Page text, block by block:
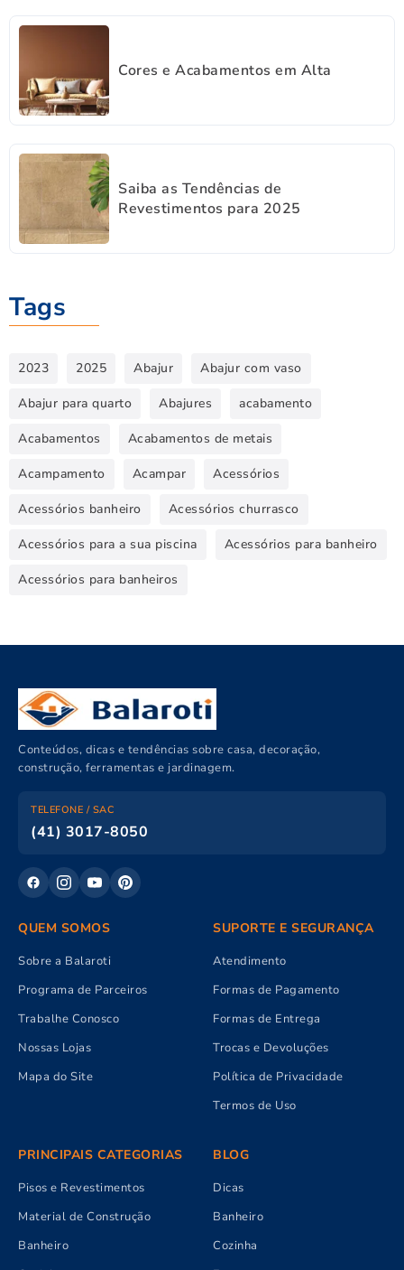
Cores e Acabamentos em Alta
Saiba as Tendências de
Revestimentos para 2025
Tags
2023 2025 Abajur Abajur com vaso
Abajur para quarto Abajures acabamento
Acabamentos Acabamentos de metais
Acampamento Acampar Acessórios
Acessórios banheiro Acessórios churrasco
Acessórios para a sua piscina Acessórios para banheiro
Acessórios para banheiros
Conteúdos, dicas e tendências sobre casa, decoração,
construção, ferramentas e jardinagem.
TELEFONE / SAC
(41) 3017-8050
QUEM SOMOS
Sobre a Balaroti
Programa de Parceiros
Trabalhe Conosco
Nossas Lojas
Mapa do Site
SUPORTE E SEGURANÇA
Atendimento
Formas de Pagamento
Formas de Entrega
Trocas e Devoluções
Política de Privacidade
Termos de Uso
PRINCIPAIS CATEGORIAS
Pisos e Revestimentos
Material de Construção
Banheiro
BLOG
Dicas
Banheiro
Cozinha